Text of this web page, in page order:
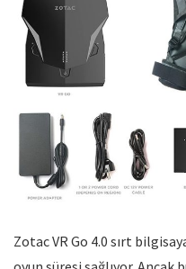
Zotac VR Go 4.0 sırt